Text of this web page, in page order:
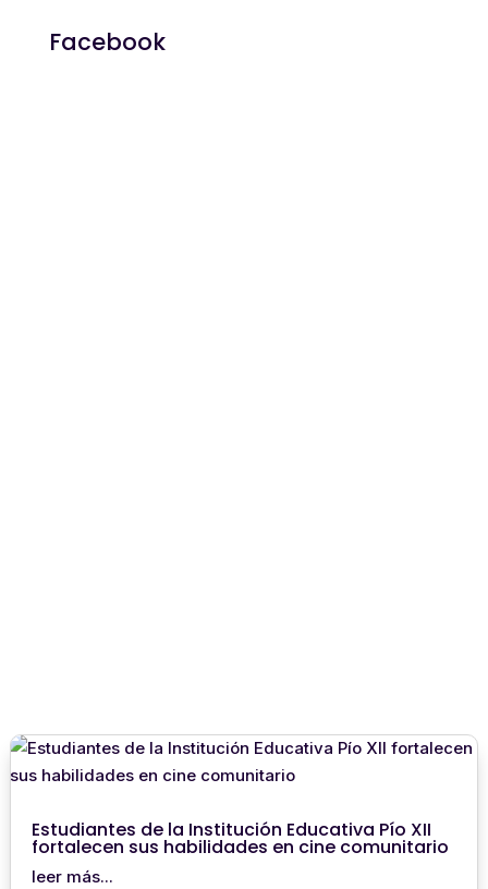
Facebook
Estudiantes de la Institución Educativa Pío XII
fortalecen sus habilidades en cine comunitario
leer más...